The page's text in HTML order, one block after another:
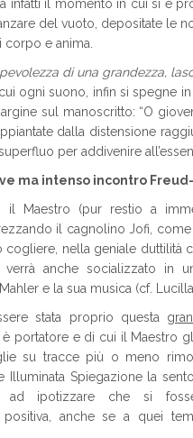
infatti il momento in cui si è
del vuoto, depositate le
e anima.
di una grandezza,
ogni suono, infin si spegne
sul manoscritto: “O
dalla distensione
per addivenire
ma intenso incontro
Maestro (pur restio a
il cagnolino Jofi,
nella geniale duttilità
anche socializzato in
e la sua musica (cf.
stata proprio questa
portatore e di cui il Maestro
su tracce più o meno
Illuminata Spiegazione la
ipotizzare che si fosse
positiva, anche se a quei